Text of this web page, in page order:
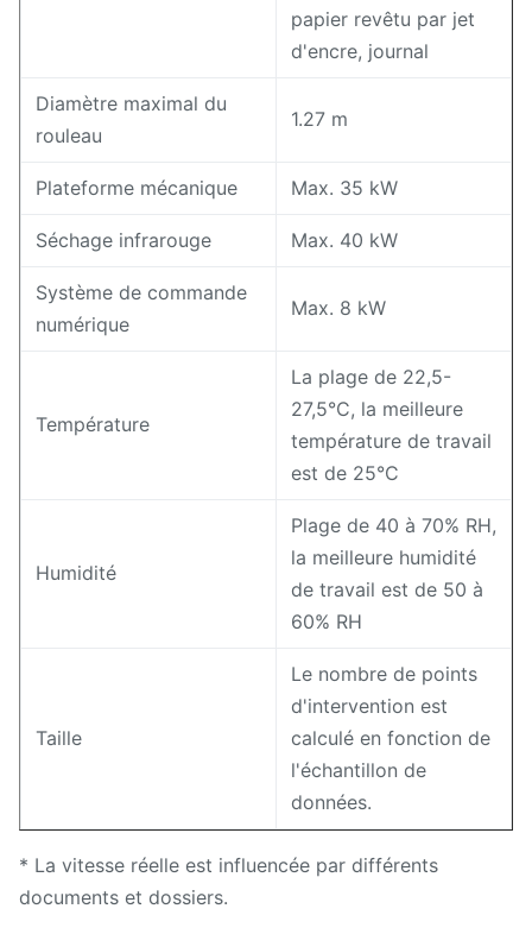
papier revêtu par jet
d'encre, journal
Diamètre maximal du
rouleau
1.27 m
Plateforme mécanique Max. 35 kW
Séchage infrarouge Max. 40 kW
Système de commande
numérique
Max. 8 kW
Température
La plage de 22,5-
27,5°C, la meilleure
température de travail
est de 25°C
Humidité
Plage de 40 à 70% RH,
la meilleure humidité
de travail est de 50 à
60% RH
Taille
Le nombre de points
d'intervention est
calculé en fonction de
l'échantillon de
données.
* La vitesse réelle est influencée par différents
documents et dossiers.